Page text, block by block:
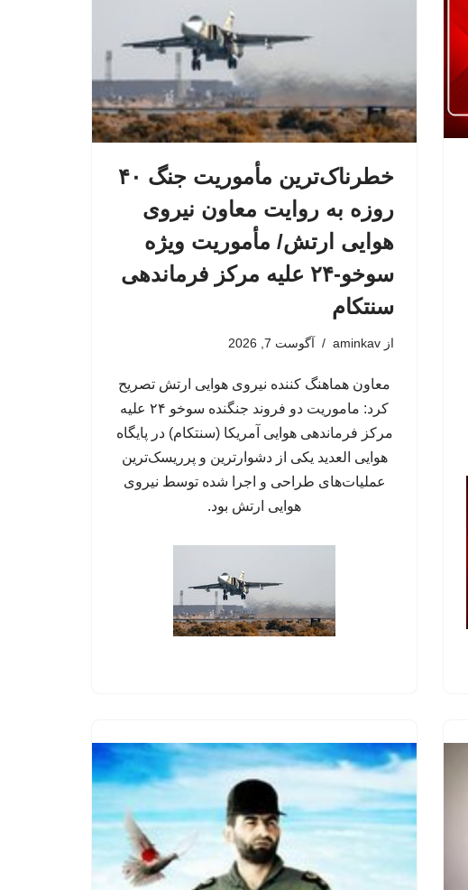
خطرناک‌ترین مأموریت جنگ ۴۰
روزه به روایت معاون نیروی
هوایی ارتش/ مأموریت ویژه
سوخو-۲۴ علیه مرکز فرماندهی
سنتکام
از aminkav آگوست 7, 2026
معاون هماهنگ کننده نیروی هوایی ارتش تصریح
کرد: ماموریت دو فروند جنگنده سوخو ۲۴ علیه
مرکز فرماندهی هوایی آمریکا (سنتکام) در پایگاه
هوایی العدید یکی از دشوارترین و پرریسک‌ترین
عملیات‌های طراحی و اجرا شده توسط نیروی
هوایی ارتش بود.